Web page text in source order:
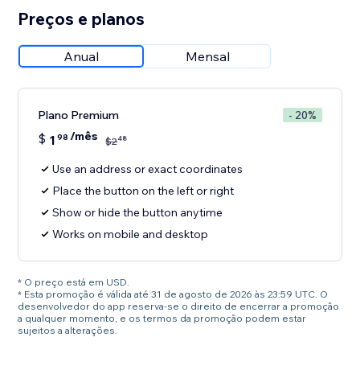
Preços e planos
Anual Mensal
Plano Premium - 20%
$ 1 98 /mês $248
Use an address or exact coordinates
Place the button on the left or right
Show or hide the button anytime
Works on mobile and desktop
* O preço está em USD.
* Esta promoção é válida até 31 de agosto de 2026 às 23:59 UTC. O
desenvolvedor do app reserva-se o direito de encerrar a promoção
a qualquer momento, e os termos da promoção podem estar
sujeitos a alterações.